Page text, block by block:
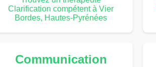
Clarification compétent à Vier
Bordes, Hautes-Pyrénées
Communication